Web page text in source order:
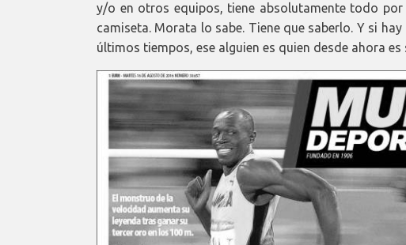
y/o en otros equipos, tiene absolutamente todo
camiseta. Morata lo sabe. Tiene que saberlo. Y si
últimos tiempos, ese alguien es quien desde ahora es